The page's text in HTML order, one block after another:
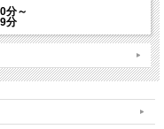
ることができません
昼食を済ませてから
分～
分